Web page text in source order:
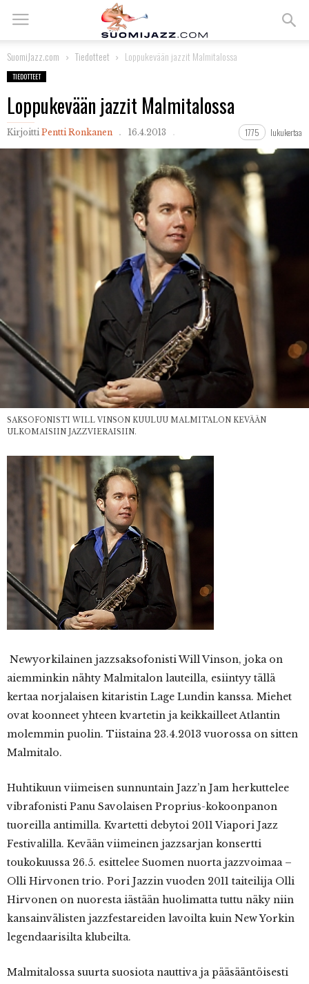
SuomiJazz.com Tiedotteet Loppukevään jazzit Malmitalossa
TIEDOTTEET
Loppukevään jazzit Malmitalossa
Kirjoitti Pentti Ronkanen 16.4.2013 1775 lukukertaa
SAKSOFONISTI WILL VINSON KUULUU MALMITALON KEVÄÄN
ULKOMAISIIN JAZZVIERAISIIN.
Newyorkilainen jazzsaksofonisti Will Vinson, joka on
aiemminkin nähty Malmitalon lauteilla, esiintyy tällä
kertaa norjalaisen kitaristin Lage Lundin kanssa. Miehet
ovat koonneet yhteen kvartetin ja keikkailleet Atlantin
molemmin puolin. Tiistaina 23.4.2013 vuorossa on sitten
Malmitalo.
Huhtikuun viimeisen sunnuntain Jazz’n Jam herkuttelee
vibrafonisti Panu Savolaisen Proprius-kokoonpanon
tuoreilla antimilla. Kvartetti debytoi 2011 Viapori Jazz
Festivalilla. Kevään viimeinen jazzsarjan konsertti
toukokuussa 26.5. esittelee Suomen nuorta jazzvoimaa –
Olli Hirvonen trio. Pori Jazzin vuoden 2011 taiteilija Olli
Hirvonen on nuoresta iästään huolimatta tuttu näky niin
kansainvälisten jazzfestareiden lavoilta kuin New Yorkin
legendaarisilta klubeilta.
Malmitalossa suurta suosiota nauttiva ja pääsääntöisesti